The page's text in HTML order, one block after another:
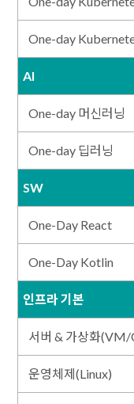
One-day
AI
One-day 머신러닝
One-day 딥러닝
SW
One-Day React
One-Day Kotlin
인프라 기본
서버 & 가상화
운영체제(Linux)